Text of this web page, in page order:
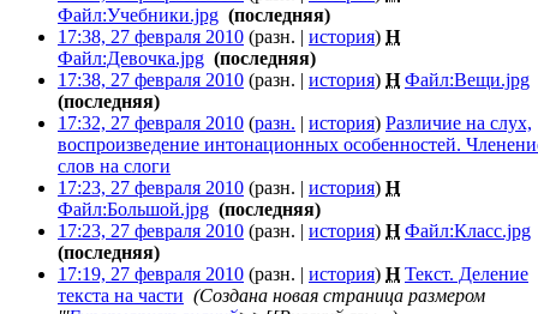
Файл:Учебники.jpg (последняя)
17:38, 27 февраля 2010 (разн. | история) Н
Файл:Девочка.jpg (последняя)
17:38, 27 февраля 2010 (разн. | история) Н Файл:Вещи.jpg
(последняя)
17:32, 27 февраля 2010 (разн. | история) Различие на слух,
воспроизведение интонационных особенностей.
слов на слоги
17:23, 27 февраля 2010 (разн. | история) Н
Файл:Большой.jpg (последняя)
17:23, 27 февраля 2010 (разн. | история) Н Файл:Класс.jpg
(последняя)
17:19, 27 февраля 2010 (разн. | история) Н Текст. Деление
текста на части (Создана новая страница размером